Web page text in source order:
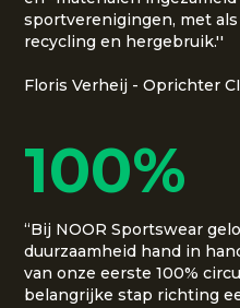
sportverenigingen, met
recycling en hergebruik.''
Floris Verheij - Oprichter
100%
“Bij NOOR Sportswear
duurzaamheid hand in
van onze eerste 100%
belangrijke stap richting